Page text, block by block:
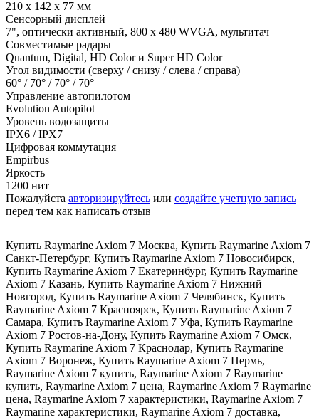
210 x 142 x 77 мм
Сенсорный дисплей
7", оптически активный, 800 х 480 WVGA, мультитач
Совместимые радары
Quantum, Digital, HD Color и Super HD Color
Угол видимости (сверху / снизу / слева / справа)
60° / 70° / 70° / 70°
Управление автопилотом
Evolution Autopilot
Уровень водозащиты
IPX6 / IPX7
Цифровая коммутация
Empirbus
Яркость
1200 нит
Пожалуйста авторизируйтесь или создайте учетную запись
перед тем как написать отзыв
Купить Raymarine Axiom 7 Москва, Купить Raymarine Axiom 7
Санкт-Петербург, Купить Raymarine Axiom 7 Новосибирск,
Купить Raymarine Axiom 7 Екатеринбург, Купить Raymarine
Axiom 7 Казань, Купить Raymarine Axiom 7 Нижний
Новгород, Купить Raymarine Axiom 7 Челябинск, Купить
Raymarine Axiom 7 Красноярск, Купить Raymarine Axiom 7
Самара, Купить Raymarine Axiom 7 Уфа, Купить Raymarine
Axiom 7 Ростов-на-Дону, Купить Raymarine Axiom 7 Омск,
Купить Raymarine Axiom 7 Краснодар, Купить Raymarine
Axiom 7 Воронеж, Купить Raymarine Axiom 7 Пермь,
Raymarine Axiom 7 купить, Raymarine Axiom 7 Raymarine
купить, Raymarine Axiom 7 цена, Raymarine Axiom 7 Raymarine
цена, Raymarine Axiom 7 характеристики, Raymarine Axiom 7
Raymarine характеристики, Raymarine Axiom 7 доставка,